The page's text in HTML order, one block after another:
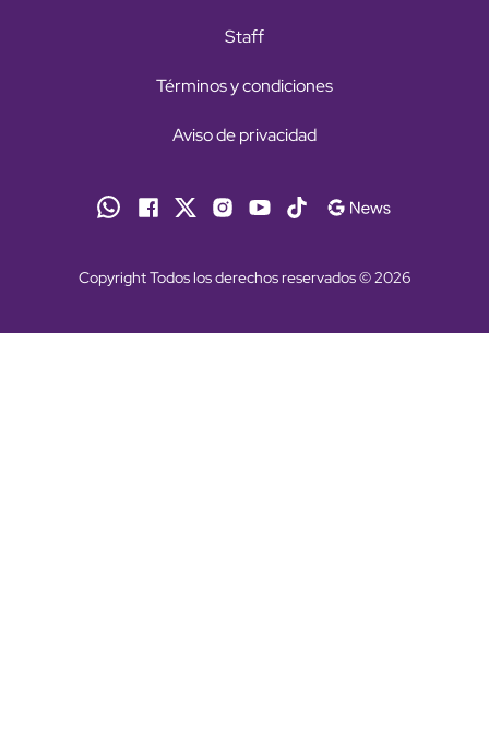
Staff
Términos y condiciones
Aviso de privacidad
Copyright Todos los derechos reservados © 2026